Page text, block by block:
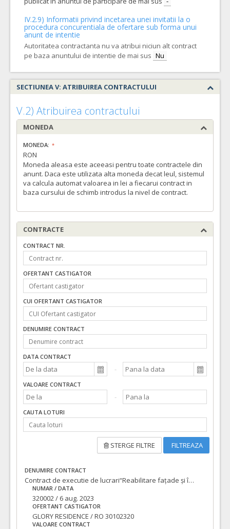
IV.2.9) Informatii privind incetarea unei invitatii la o
procedura concurentiala de ofertare sub forma unui
anunt de intentie
Autoritatea contractanta nu va atribui niciun alt contract
pe baza anuntului de intentie de mai sus Nu
SECTIUNEA V: ATRIBUIREA CONTRACTULUI
V.2) Atribuirea contractului
MONEDA
MONEDA:
RON
Moneda aleasa este aceeasi pentru toate contractele din
anunt. Daca este utilizata alta moneda decat leul, sistemul
va calcula automat valoarea in lei a fiecarui contract in
baza cursului de schimb introdus la nivel de contract.
CONTRACTE
CONTRACT NR.
OFERTANT CASTIGATOR
CUI OFERTANT CASTIGATOR
DENUMIRE CONTRACT
DATA CONTRACT
VALOARE CONTRACT
CAUTA LOTURI
STERGE FILTRE FILTREAZA
DENUMIRE CONTRACT
Contract de executie de lucrari“Reabilitare fațade și învelitoare, reparații tâmplărie, semnalistică firmă și organizare de șantier, imobil str. Piața Unirii, nr. 7”
NUMAR / DATA
320002 / 6 aug. 2023
OFERTANT CASTIGATOR
GLORY RESIDENCE / RO 30102320
VALOARE CONTRACT